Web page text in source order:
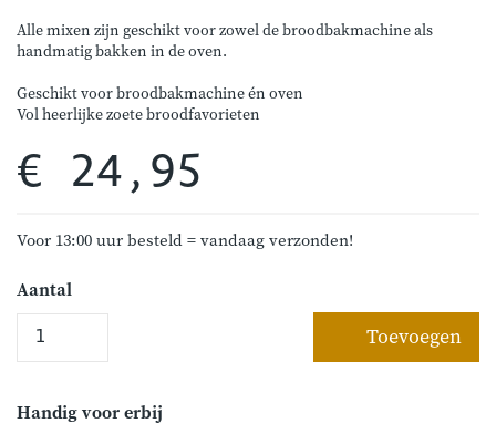
Alle mixen zijn geschikt voor zowel de broodbakmachine als
handmatig bakken in de oven.
Geschikt voor broodbakmachine én oven
Vol heerlijke zoete broodfavorieten
€ 24,95
Voor 13:00 uur besteld = vandaag verzonden!
Aantal
Toevoegen
Handig voor erbij